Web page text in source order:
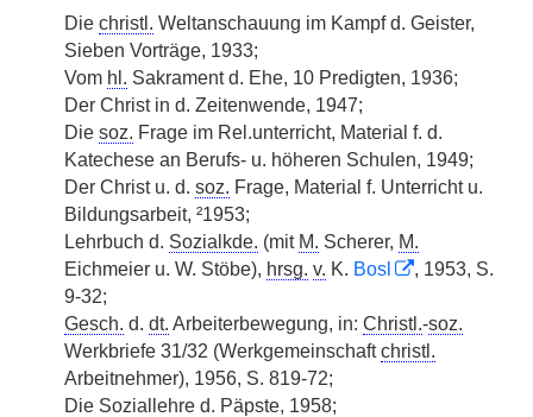
Die christl. Weltanschauung im Kampf d. Geister,
Sieben Vorträge, 1933;
Vom hl. Sakrament d. Ehe, 10 Predigten, 1936;
Der Christ in d. Zeitenwende, 1947;
Die soz. Frage im Rel.unterricht, Material f. d.
Katechese an Berufs- u. höheren Schulen, 1949;
Der Christ u. d. soz. Frage, Material f. Unterricht u.
Bildungsarbeit, ²1953;
Lehrbuch d. Sozialkde. (mit M. Scherer, M.
Eichmeier u. W. Stöbe), hrsg. v. K. Bosl
, 1953, S.
9-32;
Gesch. d. dt. Arbeiterbewegung, in: Christl.-soz.
Werkbriefe 31/32 (Werkgemeinschaftchristl.
Arbeitnehmer), 1956, S. 819-72;
Die Soziallehre d. Päpste, 1958;